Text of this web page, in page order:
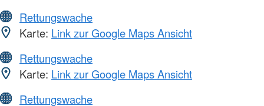
Rettungswache
Karte: Link zur Google Maps Ansicht
Rettungswache
Karte: Link zur Google Maps Ansicht
Rettungswache